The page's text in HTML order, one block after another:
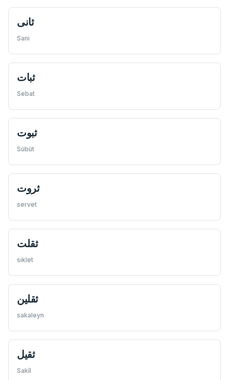
ثانی
Sani
ثبات
Sebat
ثبوت
Sübüt
ثروت
servet
ثقلت
sıklet
ثقلین
sakaleyn
ثقیل
Sakîl